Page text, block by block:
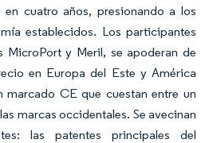
cuatro años, presionando a los
establecidos. Los participantes
MicroPort y Meril, se apoderan de
en Europa del Este y América
marcado CE que cuestan entre un
marcas occidentales. Se avecinan
las patentes principales del